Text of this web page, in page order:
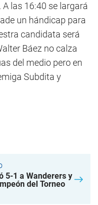
las 16:40 se largará
un hándicap para
candidata será
Báez no calza
del medio pero en
Subdita y
5-1 a Wanderers y
del Torneo